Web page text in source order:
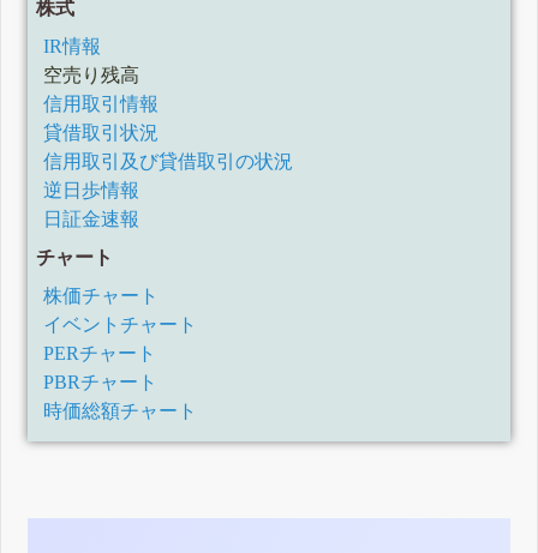
株式
IR情報
空売り残高
信用取引情報
貸借取引状況
信用取引及び貸借取引の状況
逆日歩情報
日証金速報
チャート
株価チャート
イベントチャート
PERチャート
PBRチャート
時価総額チャート